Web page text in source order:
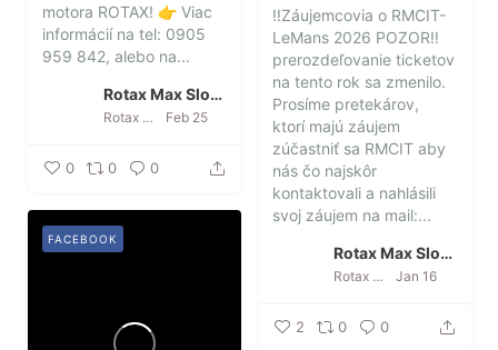
motora ROTAX! 👉 Viac
informácií na tel: 0905
959 842, alebo na...
Rotax Max Slovakia
Rotax Max Slovakia Feb 25
0 0 0
‼️Záujemcovia o RMCIT-
LeMans 2026 POZOR‼️
prerozdeľovanie ticketov
na tento rok sa zmenilo.
Prosíme pretekárov,
ktorí majú záujem
zúčastniť sa RMCIT aby
nás čo najskôr
kontaktovali a nahlásili
svoj záujem na mail:...
Rotax Max Slovakia
Rotax Max Slovakia Jan 16
2 0 0
FACEBOOK